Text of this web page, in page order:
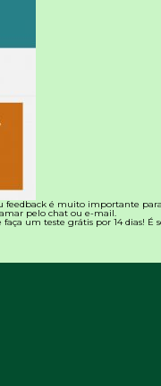
feedback é muito importante
pelo chat ou e-mail.
faça um teste grátis por 14 dias! É